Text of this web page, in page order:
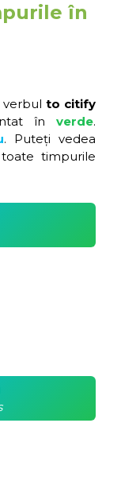
în
verbulto citify
în verde.
. Puteți vedea
timpurile